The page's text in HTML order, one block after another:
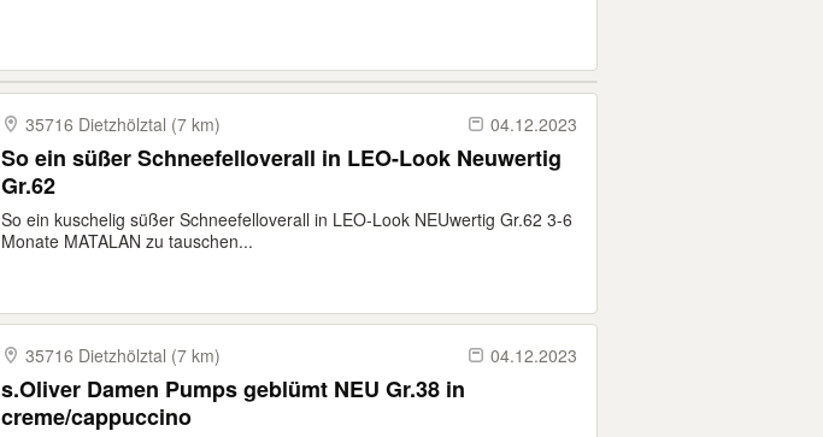
35716 Dietzhölztal (7 km) 04.12.2023
So ein süßer Schneefelloverall in LEO-Look Neuwertig
Gr.62
So ein kuschelig süßer Schneefelloverall in LEO-Look NEUwertig Gr.62 3-6
Monate MATALAN zu tauschen...
35716 Dietzhölztal (7 km) 04.12.2023
s.Oliver Damen Pumps geblümt NEU Gr.38 in
creme/cappuccino